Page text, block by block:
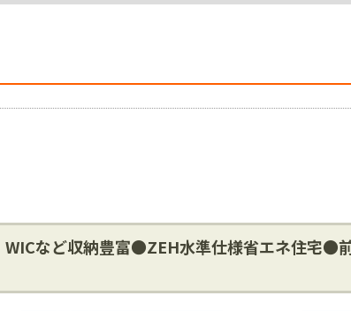
など収納豊富●ZEH水準仕様省エネ住宅●前